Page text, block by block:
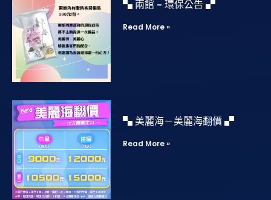
▚ 兩館 – 環保公告 ▞
Read More »
▚ 美麗海－美麗海翻價 ▞
Read More »